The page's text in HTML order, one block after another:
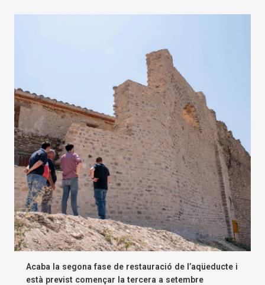
Acaba la segona fase de restauració de l’aqüeducte i
està previst començar la tercera a setembre